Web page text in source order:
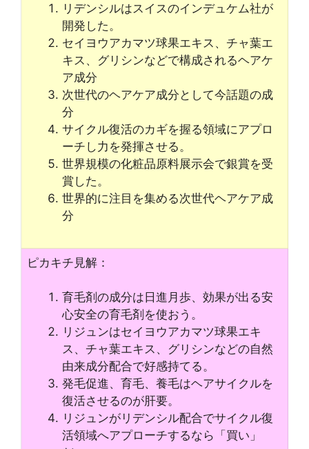
リデンシルはスイスのインデュケム社が
開発した。
セイヨウアカマツ球果エキス、チャ葉エ
キス、グリシンなどで構成されるヘアケ
ア成分
次世代のヘアケア成分として今話題の成
分
サイクル復活のカギを握る領域にアプロ
ーチし力を発揮させる。
世界規模の化粧品原料展示会で銀賞を受
賞した。
世界的に注目を集める次世代ヘアケア成
分
ピカキチ見解：
育毛剤の成分は日進月歩、効果が出る安
心安全の育毛剤を使おう。
リジュンはセイヨウアカマツ球果エキ
ス、チャ葉エキス、グリシンなどの自然
由来成分配合で好感持てる。
発毛促進、育毛、養毛はヘアサイクルを
復活させるのが肝要。
リジュンがリデンシル配合でサイクル復
活領域へアプローチするなら「買い」